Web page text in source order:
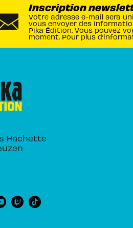
Inscription
Votre adresse e-mail sera
vous envoyer des
Pika Édition. Vous pouvez
moment. Pour plus
Hachette